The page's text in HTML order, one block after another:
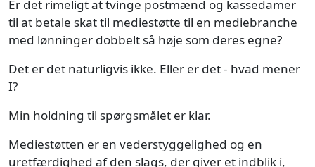
Er det rimeligt at tvinge postmænd og kassedamer
til at betale skat til mediestøtte til en mediebranche
med lønninger dobbelt så høje som deres egne?
Det er det naturligvis ikke. Eller er det - hvad mener
I?
Min holdning til spørgsmålet er klar.
Mediestøtten er en vederstyggelighed og en
uretfærdighed af den slags, der giver et indblik i,